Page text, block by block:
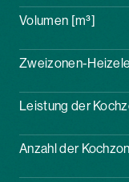
Volumen [m³]
Zweizonen-
Leistung der
Anzahl der